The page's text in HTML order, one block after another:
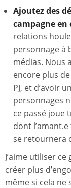
Ajoutez des
campagne en
relations
personnage à
médias. Nous
encore plus
PJ, et d’avoir
personnages
ce passé joue
dont
se retournera
J’aime utiliser
créer plus
même si cela ne